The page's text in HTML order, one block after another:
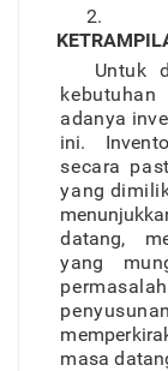
Untuk
kebutuhan
adanya
ini.
secara past
yang
datang,
yang
penyusuna
masa